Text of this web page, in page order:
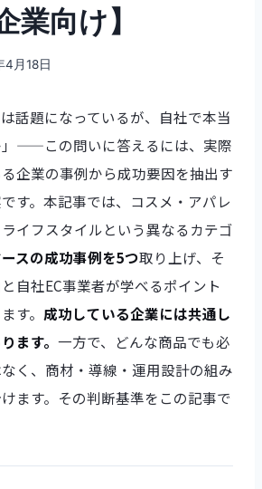
業向け】
4月18日
は話題になっているが、自社で本当
」——この問いに答えるには、実際
企業の事例から成功要因を抽出す
す。本記事では、コスメ・アパレ
イフスタイルという異なるカテゴ
スの成功事例を5つ取り上げ、そ
自社EC事業者が学べるポイント
す。 成功している企業には共通し
ます。 一方で、どんな商品でも必
く、商材・導線・運用設計の組み
ます。その判断基準をこの記事で